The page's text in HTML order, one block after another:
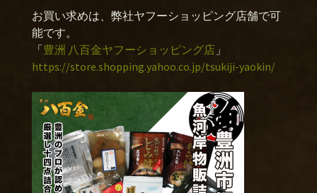
お買い求めは、弊社ヤフーショッピング店舗で可
能です。
「豊洲 八百金ヤフーショッピング店 」
https://store.shopping.yahoo.co.jp/tsukiji-yaokin/